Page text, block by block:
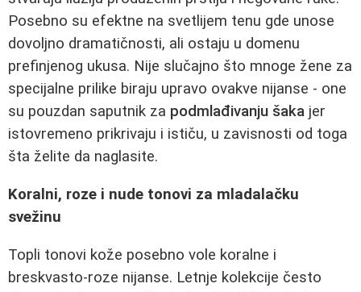
Posebno su efektne na svetlijem tenu gde unose
dovoljno dramatičnosti, ali ostaju u domenu
prefinjenog ukusa. Nije slučajno što mnoge žene za
specijalne prilike biraju upravo ovakve nijanse - one
su pouzdan saputnik za podmlađivanju šaka jer
istovremeno prikrivaju i ističu, u zavisnosti od toga
šta želite da naglasite.
Koralni, roze i nude tonovi za mladalačku
svežinu
Topli tonovi kože posebno vole koralne i
breskvasto-roze nijanse. Letnje kolekcije često